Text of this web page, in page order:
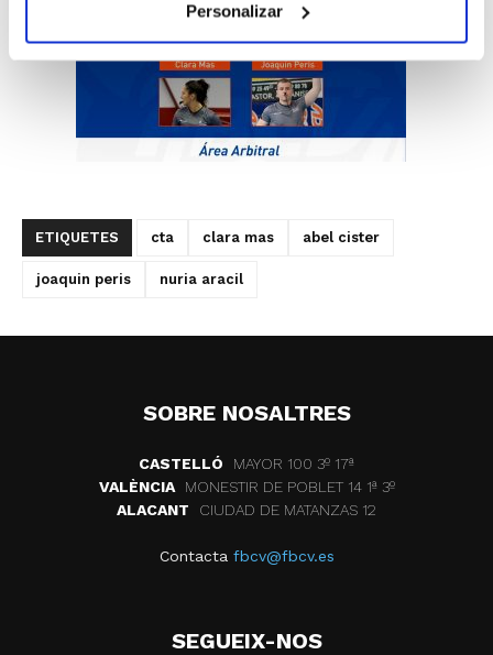
Personalizar
ETIQUETES cta clara mas abel cister
joaquin peris nuria aracil
SOBRE NOSALTRES
CASTELLÓ
MAYOR 100 3º 17ª
VALÈNCIA
MONESTIR DE POBLET 14 1ª 3º
ALACANT
CIUDAD DE MATANZAS 12
Contacta fbcv@fbcv.es
SEGUEIX-NOS